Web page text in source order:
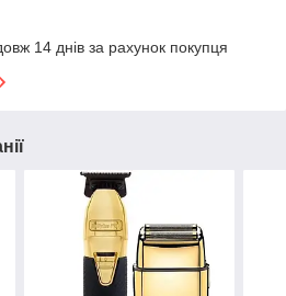
14 днів за рахунок покупця